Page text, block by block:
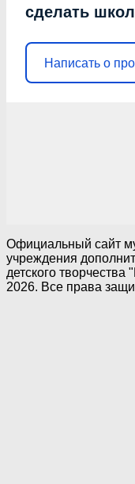
сделать
Написать о
Официальный сайт
учреждения
детского
2026. Все права